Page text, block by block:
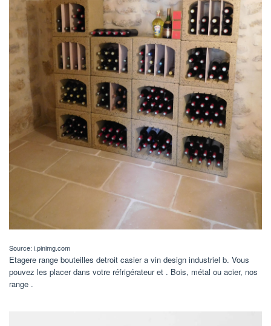
Source: i.pinimg.com
Etagere range bouteilles detroit casier a vin design industriel b. Vous
pouvez les placer dans votre réfrigérateur et . Bois, métal ou acier, nos
range .